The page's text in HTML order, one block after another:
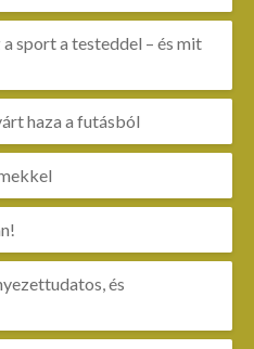
sport a testeddel – és mit
haza a futásból
és